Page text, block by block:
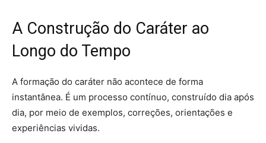
A Construção do Caráter ao
Longo do Tempo
A formação do caráter não acontece de forma
instantânea. É um processo contínuo, construído dia após
dia, por meio de exemplos, correções, orientações e
experiências vividas.